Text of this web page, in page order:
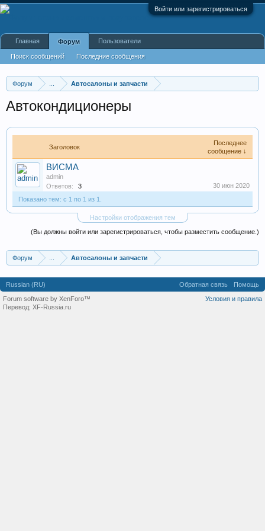
Войти или зарегистрироваться
Форум Автосалоны и запчасти
Автокондиционеры
Заголовок
Последнее
сообщение ↓
ВИСМА
admin
Ответов:
3
30 июн 2020
Показано тем: с 1 по 1 из 1.
Настройки отображения тем
(Вы должны войти или зарегистрироваться, чтобы разместить сообщение.)
Форум Автосалоны и запчасти
Главная Форум
Поиск сообщений Последние сообщения
Пользователи
Russian (RU) Обратная связь
Помощь
Условия и правила
Forum software by XenForo™
Перевод: XF-Russia.ru